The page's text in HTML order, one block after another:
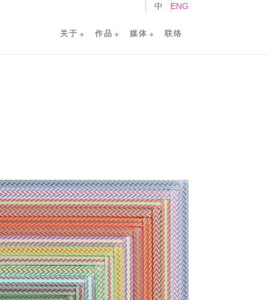
中 ENG
关于 作品 媒体 联络